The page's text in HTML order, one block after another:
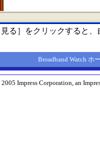
る］をクリックすると
Broadband Watch ホ
Impress Corporation, an